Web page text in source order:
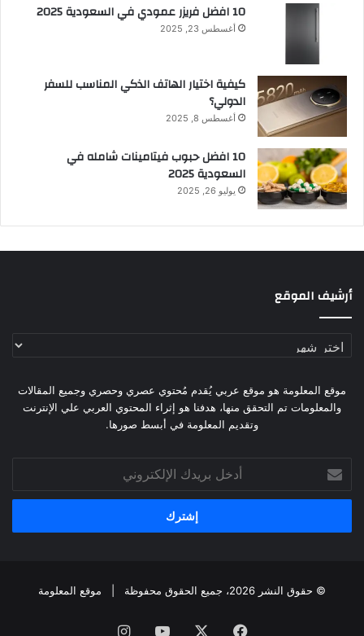
10 افضل فريزر عمودي​ في السعودية​ 2025
أغسطس 23, 2025
كيفية اختيار الهاتف الذكي المناسب للسفر
الدولي؟
أغسطس 8, 2025
10 افضل حبوب فيتامينات شامله​ في
السعودية 2025
يوليو 26, 2025
أرشيف الموقع
أرشيف
موقع المعلومة هو موقع عربي يُقدم مُحتوي عصري وحصري وجميع المقالات
والمعلومات تم التحقق منها، هدفنا هو إثراء المحتوي العربي علي الإنترنت
وتقديم المعلومة في أبسط صورها.
بريدك
الإلكتروني
© حقوق النشر 2026، جميع الحقوق محفوظة | موقع المعلومة
فيسبوك يوتيوبانستقرام